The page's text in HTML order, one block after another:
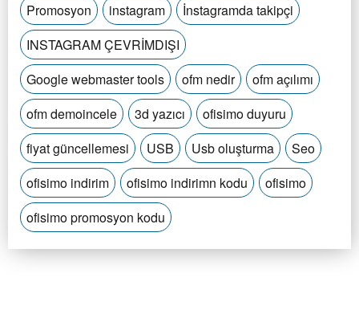
Promosyon
instagram
İnstagramda takipçi
INSTAGRAM ÇEVRİMDIŞI
Google webmaster tools
ofm nedir
ofm açılımı
ofm demoincele
3d yazıcı
ofisimo duyuru
fiyat güncellemesi
USB Usb oluşturma
Seo
ofisimo indirim
ofisimo indirimn kodu
ofisimo
ofisimo promosyon kodu